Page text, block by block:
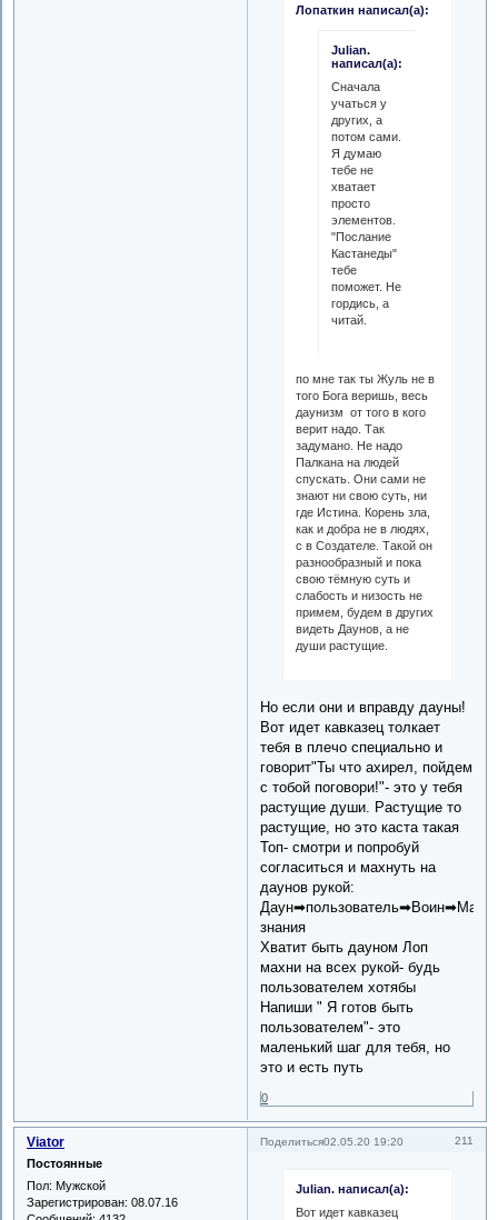
Лопаткин написал(а):
Julian.
написал(а):
Сначала
учаться у
других, а
потом сами.
Я думаю
тебе не
хватает
просто
элементов.
"Послание
Кастанеды"
тебе
поможет. Не
гордись, а
читай.
по мне так ты Жуль не в
того Бога веришь, весь
даунизм от того в кого
верит надо. Так
задумано. Не надо
Палкана на людей
спускать. Они сами не
знают ни свою суть, ни
где Истина. Корень зла,
как и добра не в людях,
с в Создателе. Такой он
разнообразный и пока
свою тёмную суть и
слабость и низость не
примем, будем в других
видеть Даунов, а не
души растущие.
Но если они и вправду дауны!
Вот идет кавказец толкает
тебя в плечо специально и
говорит"Ты что ахирел, пойдем
с тобой поговори!"- это у тебя
растущие души. Растущие то
растущие, но это каста такая
Топ- смотри и попробуй
согласиться и махнуть на
даунов рукой:
знания
Хватит быть дауном Лоп
махни на всех рукой- будь
пользователем хотябы
Напиши " Я готов быть
пользователем"- это
маленький шаг для тебя, но
это и есть путь
0
Поделиться 211
02.05.20 19:20
Viator
Постоянные
Пол: Мужской
Зарегистрирован: 08.07.16
Julian. написал(а):
Вот идет кавказец